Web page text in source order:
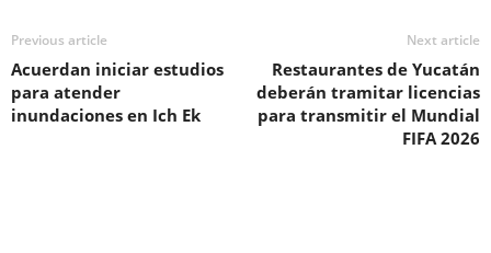
Previous article
Acuerdan iniciar estudios
para atender
inundaciones en Ich Ek
Next article
Restaurantes de Yucatán
deberán tramitar licencias
para transmitir el Mundial
FIFA 2026